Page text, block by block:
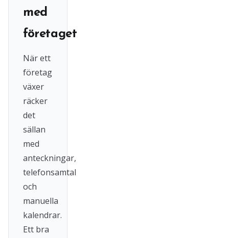
med
företaget
När ett
företag
växer
räcker
det
sällan
med
anteckningar,
telefonsamtal
och
manuella
kalendrar.
Ett bra